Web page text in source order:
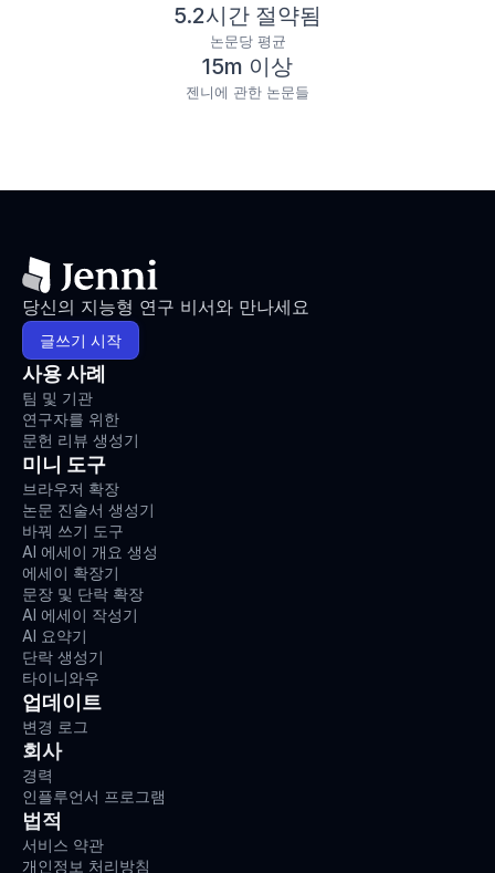
5.2시간 절약됨
논문당 평균
15m 이상
젠니에 관한 논문들
당신의 지능형 연구 비서와 만나세요
글쓰기 시작
사용 사례
팀 및 기관
연구자를 위한
문헌 리뷰 생성기
미니 도구
브라우저 확장
논문 진술서 생성기
바꿔 쓰기 도구
AI 에세이 개요 생성
에세이 확장기
문장 및 단락 확장
AI 에세이 작성기
AI 요약기
단락 생성기
타이니와우
업데이트
변경 로그
회사
경력
인플루언서 프로그램
법적
서비스 약관
개인정보 처리방침